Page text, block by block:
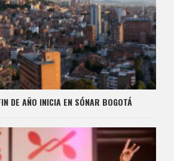
DE AÑO INICIA EN SÓNAR BOGOTÁ